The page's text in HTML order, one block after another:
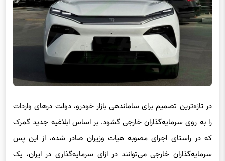
در تازه‌ترین تصمیم برای ساماندهی بازار خودرو، دولت درهای واردات
را به روی سرمایه‌گذاران خارجی گشود. بر اساس ابلاغیه جدید گمرک
که در راستای اجرای مصوبه هیات وزیران صادر شده، از این پس
سرمایه‌گذاران خارجی می‌توانند در ازای سرمایه‌گذاری در ایران، یک